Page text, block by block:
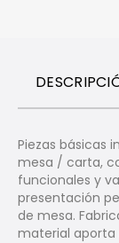
Piezas básicas
mesa / carta,
funcionales y
presentación
de mesa.
material aporta